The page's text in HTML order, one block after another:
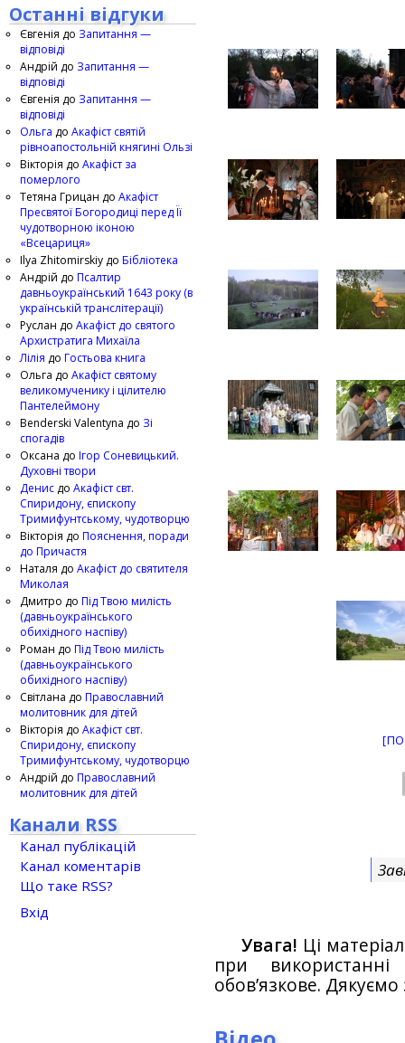
Увага! Ці
при
обов’язкове.
Останні відгуки
Євгенія до Запитання —
відповіді
Андрій до Запитання —
відповіді
Євгенія до Запитання —
відповіді
Ольга до Акафіст святій
рівноапостольній княгині Ользі
Вікторія до Акафіст за
померлого
Тетяна Грицан до Акафіст
Пресвятої Богородиці перед Її
чудотворною іконою
«Всецариця»
Ilya Zhitomirskiy до Бібліотека
Андрій до Псалтир
давньоукраїнський 1643 року (в
українській транслітерації)
Руслан до Акафіст до святого
Архистратига Михаїла
Лілія до Гостьова книга
Ольга до Акафіст святому
великомученику і цілителю
Пантелеймону
Benderski Valentyna до Зі
спогадів
Оксана до Ігор Соневицький.
Духовні твори
Денис до Акафіст свт.
Спиридону, єпископу
Тримифунтському, чудотворцю
Вікторія до Пояснення, поради
до Причастя
Наталя до Акафіст до святителя
Миколая
Дмитро до Під Твою милість
(давньоукраїнського
обихідного наспіву)
Роман до Під Твою милість
(давньоукраїнського
обихідного наспіву)
Світлана до Православний
молитовник для дітей
Вікторія до Акафіст свт.
Спиридону, єпископу
Тримифунтському, чудотворцю
Андрій до Православний
молитовник для дітей
Канали RSS
Канал публікацій
Канал коментарів
Що таке RSS?
Вхід